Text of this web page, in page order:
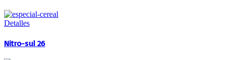
Detalles
Nitro-sul 26